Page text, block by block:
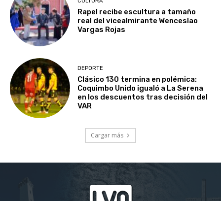
Rapel recibe escultura a tamaño
real del vicealmirante Wenceslao
Vargas Rojas
DEPORTE
Clásico 130 termina en polémica:
Coquimbo Unido igualó a La Serena
en los descuentos tras decisión del
VAR
Cargar más